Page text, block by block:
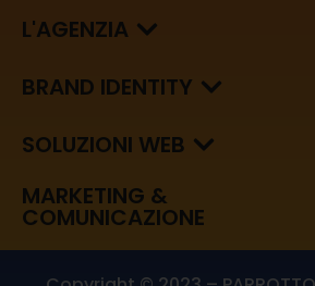
L'AGENZIA
BRAND IDENTITY
SOLUZIONI WEB
MARKETING &
COMUNICAZIONE